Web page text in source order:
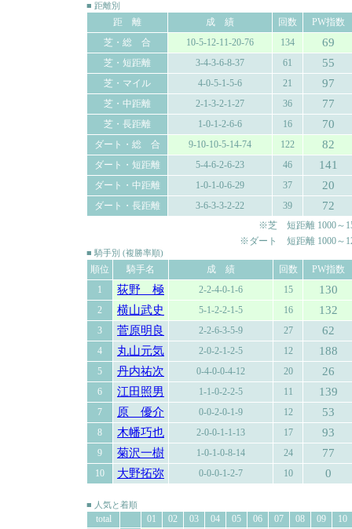
■ 距離別
距 離 成 績 回数
PW指数
芝・総 合
10-5-12-11-20-76 134 69
芝・短距離 3-4-3-6-8-37 61 55
芝・マイル 4-0-5-1-5-6 21 97
芝・中距離 2-1-3-2-1-27 36 77
芝・長距離 1-0-1-2-6-6 16 70
ダート・総 合 9-10-10-5-14-74 122 82
ダート・短距離 5-4-6-2-6-23 46 141
ダート・中距離 1-0-1-0-6-29 37 20
ダート・長距離 3-6-3-3-2-22 39 72
※芝 短距離 1000～
※ダート 短距離 1000～
■ 騎手別 (複勝率順)
順位 騎手名 成 績 回数
PW指数
1
荻野 極 2-2-4-0-1-6 15 130
2 横山武史 5-1-2-2-1-5 16 132
3 菅原明良 2-2-6-3-5-9 27 62
4 丸山元気 2-0-2-1-2-5 12 188
5 丹内祐次 0-4-0-0-4-12 20 26
6 江田照男 1-1-0-2-2-5 11 139
7 原 優介 0-0-2-0-1-9 12 53
8 木幡巧也 2-0-0-1-1-13 17 93
9 菊沢一樹 1-0-1-0-8-14 24 77
10 大野拓弥 0-0-0-1-2-7 10 0
■ 人気と着順
total 01 02 03 04 05 06 07 08 09
10